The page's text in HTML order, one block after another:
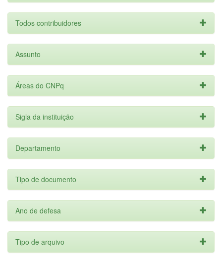
Todos contribuidores
Assunto
Áreas do CNPq
Sigla da instituição
Departamento
Tipo de documento
Ano de defesa
Tipo de arquivo